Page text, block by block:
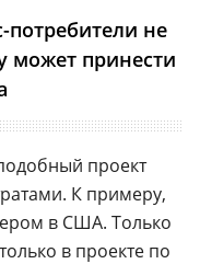
потребители не
может принести
проект
К примеру,
в США. Только
в проекте по